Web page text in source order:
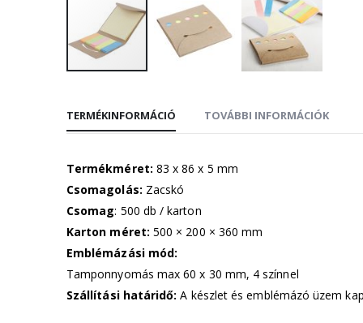
képgaléria
elejére
TERMÉKINFORMÁCIÓ
Termékméret: 83 x 86 x 5 mm
Csomagolás: Zacskó
Csomag: 500 db / karton
Karton méret: 500 × 200 × 360 mm
Emblémázási mód:
Tamponnyomás max 60 x 30 mm, 4 színnel
Szállítási határidő:A készlet és emblémázó üzem
TOVÁBBI INFORMÁCIÓK